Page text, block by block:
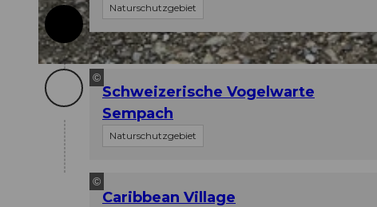
© Arn Katy, Community
Naturschutzgebiet
©
Schweizerische Vogelwarte
Sempach
Naturschutzgebiet
©
Caribbean Village